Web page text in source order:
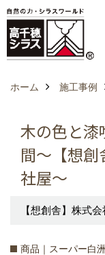
ホーム 施工事例
木の色と漆
間～【想
社屋～
【想創舎】株式
商品｜スーパー白